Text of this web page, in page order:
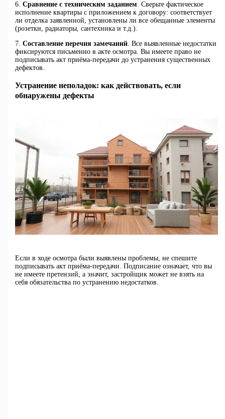
6. Сравнение с техническим заданием. Сверьте фактическое
исполнение квартиры с приложением к договору: соответствует
ли отделка заявленной, установлены ли все обещанные элементы
(розетки, радиаторы, сантехника и т.д.).
7. Составление перечня замечаний. Все выявленные недостатки
фиксируются письменно в акте осмотра. Вы имеете право не
подписывать акт приёма-передачи до устранения существенных
дефектов.
Устранение неполадок: как действовать, если
обнаружены дефекты
Если в ходе осмотра были выявлены проблемы, не спешите
подписывать акт приёма-передачи. Подписание означает, что вы
не имеете претензий, а значит, застройщик может не взять на
себя обязательства по устранению недостатков.